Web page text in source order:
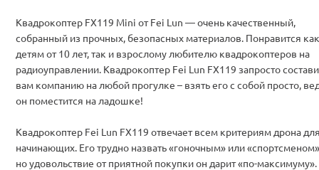
Квадрокоптер FX119 Mini от Fei Lun — очень качеcтвенный,
собранный из прочных, безопасных материалов. Понравится как
детям от 10 лет, так и взрослому любителю квадрокоптеров на
радиоуправлении. Квадрокоптер Fei Lun FX119 запросто
вам компанию на любой прогулке – взять его с собой просто,
он поместится на ладошке!
Квадрокоптер Fei Lun FX119 отвечает всем критериям дрона
начинающих. Его трудно назвать «гоночным» или
но удовольствие от приятной покупки он дарит «по-максимуму».